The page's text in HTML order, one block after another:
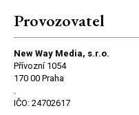
Provozovatel
New Way Media, s.r.o.
Přívozní 1054
170 00 Praha
.
IČO: 24702617